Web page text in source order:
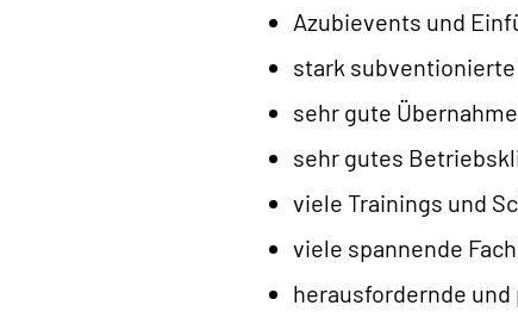
Azubievents und
stark
sehr gute
sehr gutes
viele Trainings und
viele spannende
herausfordernde